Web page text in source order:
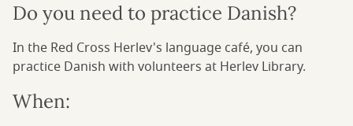
Do you need to practice Danish?
In the Red Cross Herlev's language café, you can
practice Danish with volunteers at Herlev Library.
When: